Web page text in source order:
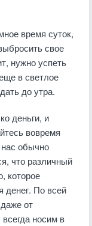
время суток,
свое
нужно успеть
в светлое
до утра.
деньги, и
вовремя
нас обычно
что различный
которое
денег. По всей
от
носим в